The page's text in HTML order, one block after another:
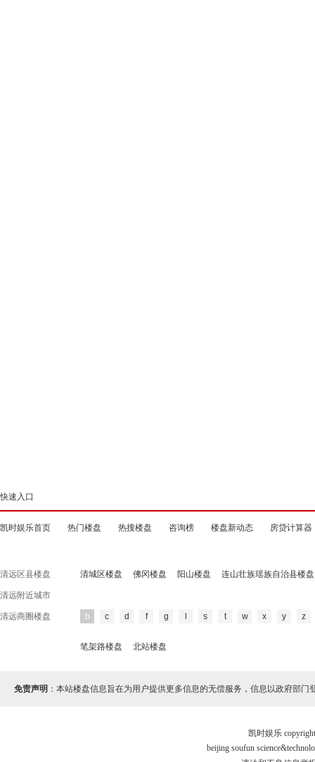
快速入口
凯时娱乐首页 热门楼盘 热搜楼盘 咨询榜 楼盘新动态 房贷计算器
清远区县楼盘 清城区楼盘 佛冈楼盘 阳山楼盘 连山壮族瑶族自治县楼盘
清远附近城市
清远商圈楼盘 b c d f g s t w x y z
笔架路楼盘 北站楼盘
免责声明 ：本站楼盘信息旨在为用户提供更多信息的无偿服务，信息以政府部门
凯时娱乐
beijing soufun